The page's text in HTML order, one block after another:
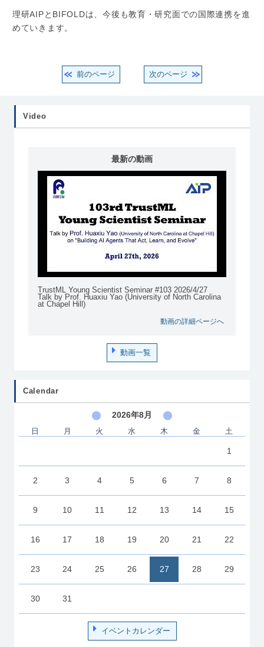
理研AIPとBIFOLDは、今後も教育・研究面での国際連携を進
めていきます。
前のページ 次のページ
Video
最新の動画
TrustML Young Scientist Seminar #103 2026/4/27
Talk by Prof. Huaxiu Yao (University of North Carolina
at Chapel Hill)
動画の詳細ページへ
動画一覧
Calendar
2026年8月
日 月 火 水 木 金 土
1
2 3 4 5 6 7 8
9 10 11 12 13 14 15
16 17 18 19 20 21 22
23 24 25 26 27 28 29
30 31
イベントカレンダー